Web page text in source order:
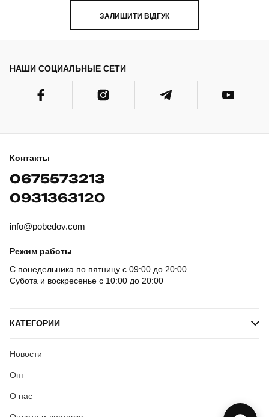
ЗАЛИШИТИ ВІДГУК
НАШИ СОЦИАЛЬНЫЕ СЕТИ
Контакты
0675573213
0931363120
info@pobedov.com
Режим работы
С понедельника по пятницу с 09:00 до 20:00
Субота и воскресенье с 10:00 до 20:00
КАТЕГОРИИ
Новости
Опт
О нас